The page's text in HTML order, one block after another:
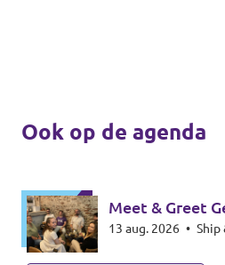
Ook op de agenda
Meet & Greet
13 aug. 2026 • Ship